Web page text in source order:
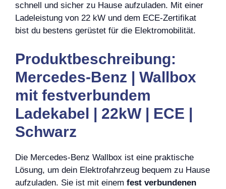
schnell und sicher zu Hause aufzuladen. Mit einer
Ladeleistung von 22 kW und dem ECE-Zertifikat
bist du bestens gerüstet für die Elektromobilität.
Produktbeschreibung:
Mercedes-Benz | Wallbox
mit festverbundem
Ladekabel | 22kW | ECE |
Schwarz
Die Mercedes-Benz Wallbox ist eine praktische
Lösung, um dein Elektrofahrzeug bequem zu Hause
aufzuladen. Sie ist mit einem fest verbundenen